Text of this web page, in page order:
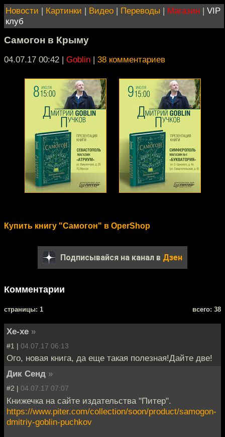
Новости | Картинки | Видео | Переводы | Магазин | VIP
клуб
Самогон в Крыму
04.07.17 00:42 | Goblin | 38 комментариев
Купить книгу "Самогон" в OperShop
Подписывайся на канал в Дзен
Комментарии
cтраницы: 1 всего: 38
Хе-хе »
#1 | 04.07.17 06:13
Ого, новая книга, да еще такая полезная!Дайте две!
Дик Сенд »
#2 | 04.07.17 07:07
Книжечка на сайте издательства "Питер".
https://www.piter.com/collection/soon/product/samogon-
dmitriy-goblin-puchkov